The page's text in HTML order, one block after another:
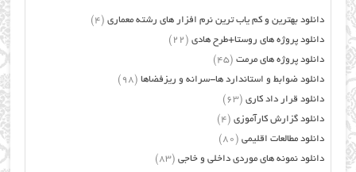
دانلود بهترین و کم یاب ترین نرم افزار های رشته معماری (4)
دانلود پروژه های روستا+طرح هادی (22)
دانلود پروژه های مرمت (45)
دانلود ضوابط و استاندارد ها-سرانه و ریزفضاها (98)
دانلود قرار داد کاری (63)
دانلود گزارش کارآموزی (4)
دانلود مطالعات اقلیمی (80)
دانلود نمونه های موردی داخلی و خاجی (83)